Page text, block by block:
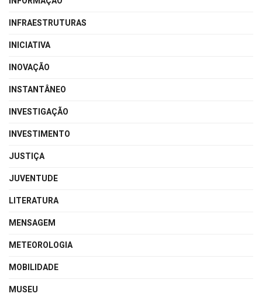
INFRAESTRUTURAS
INICIATIVA
INOVAÇÃO
INSTANTÂNEO
INVESTIGAÇÃO
INVESTIMENTO
JUSTIÇA
JUVENTUDE
LITERATURA
MENSAGEM
METEOROLOGIA
MOBILIDADE
MUSEU